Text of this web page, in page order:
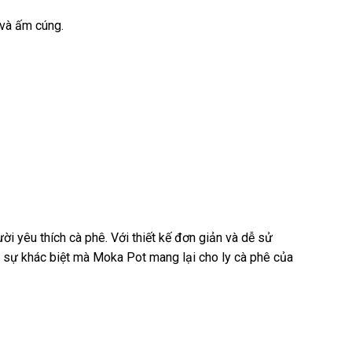
ấm cúng.
yêu thích cà phê. Với thiết kế đơn giản và dễ sử
khác biệt mà Moka Pot mang lại cho ly cà phê của